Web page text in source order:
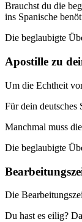
Brauchst du die
ins Spanische
Die beglaubigte
Apostille zu
Um die Echtheit
Für dein
Manchmal muss
Die beglaubigte
Die
Du hast es eilig?